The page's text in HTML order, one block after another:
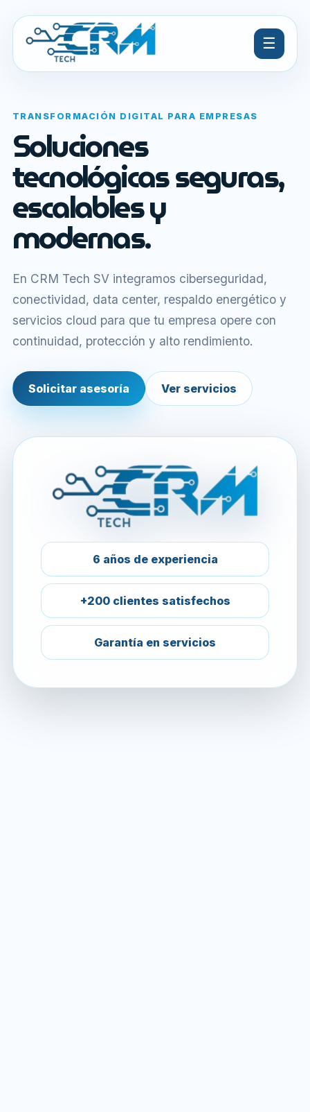
☰
TRANSFORMACIÓN DIGITAL PARA EMPRESAS
Soluciones
tecnológicas seguras,
escalables y
modernas.
En CRM Tech SV integramos ciberseguridad,
conectividad, data center, respaldo energético y
servicios cloud para que tu empresa opere con
continuidad, protección y alto rendimiento.
Solicitar asesoría Ver servicios
6 años de experiencia
+200 clientes satisfechos
Garantía en servicios